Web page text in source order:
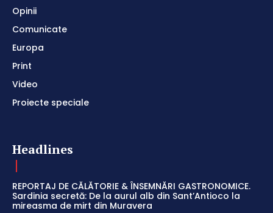
Opinii
Comunicate
Europa
Print
Video
Proiecte speciale
Headlines
REPORTAJ DE CĂLĂTORIE & ÎNSEMNĂRI GASTRONOMICE.
Sardinia secretă: De la aurul alb din Sant’Antioco la
mireasma de mirt din Muravera